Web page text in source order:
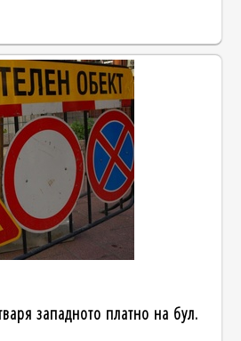
западното платно на бул.